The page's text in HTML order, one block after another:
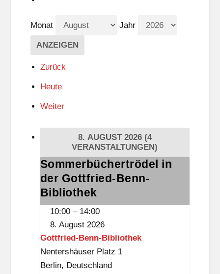
Monat Jahr
Zurück
Heute
Weiter
8. AUGUST 2026 (4
VERANSTALTUNGEN)
Sommerbüchertrödel
in
der
Gottfried-
Bibliothek
Sommerbüchertrödel in
der Gottfried-Benn-
Bibliothek
10:00 – 14:00
8. August 2026
Gottfried-Benn-Bibliothek
Nentershäuser Platz 1
Berlin, Deutschland